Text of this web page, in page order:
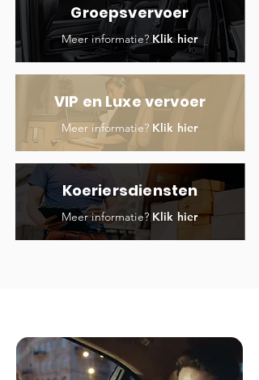
Groepsvervoer
Meer informatie?Klik hier
VIP en Luxe vervoer
Meer informatie? Klik hier
Koeriersdiensten
Meer informatie? Klik hier